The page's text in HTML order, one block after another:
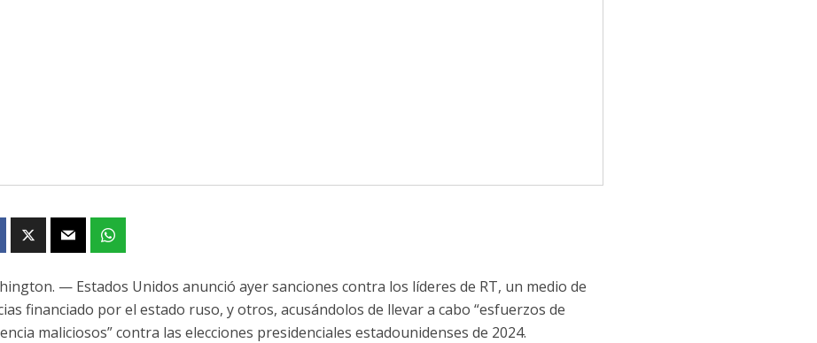
— Estados Unidos anunció ayer sanciones contra los líderes de RT, un medio de
financiado por el estado ruso, y otros, acusándolos de llevar a cabo “esfuerzos de
maliciosos” contra las elecciones presidenciales estadounidenses de 2024.